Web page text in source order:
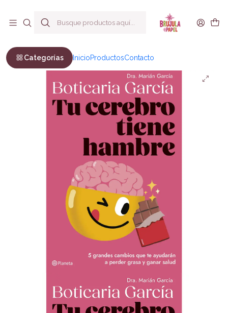
Categorías InicioProductosContacto
Salud